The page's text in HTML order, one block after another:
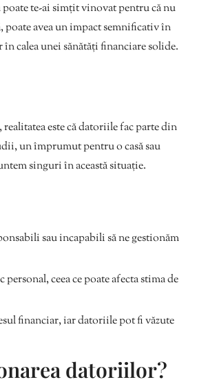
te-ai simțit vinovat pentru că nu
poate avea un impact semnificativ în
calea unei sănătăți financiare solide.
realitatea este că datoriile fac parte din
un împrumut pentru o casă sau
singuri în această situație.
sau incapabili să ne gestionăm
ceea ce poate afecta stima de
financiar, iar datoriile pot fi văzute
datoriilor?